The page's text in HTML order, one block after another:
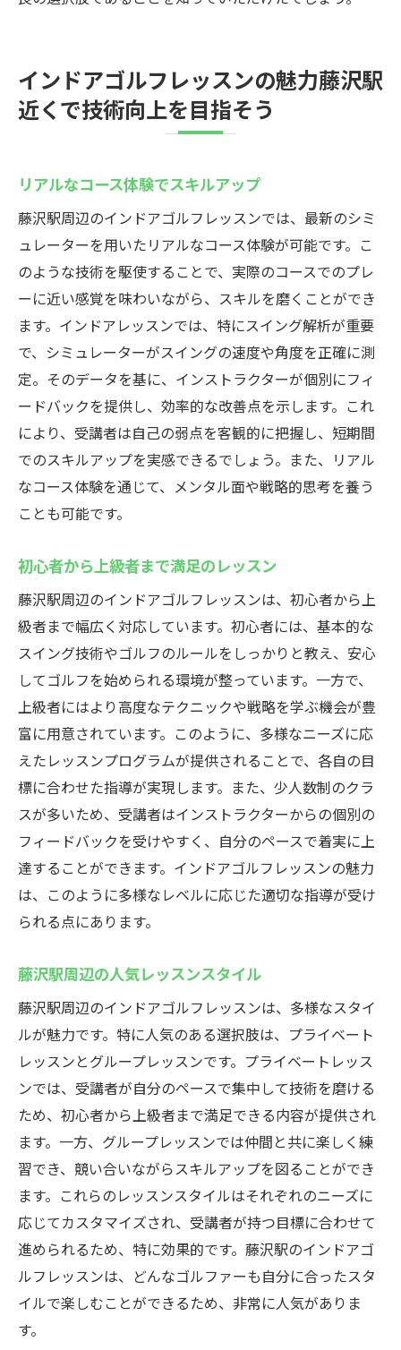
インドアゴルフレッスンの魅力藤沢駅
近くで技術向上を目指そう
リアルなコース体験でスキルアップ
藤沢駅周辺のインドアゴルフレッスンでは、最新のシミ
ュレーターを用いたリアルなコース体験が可能です。こ
のような技術を駆使することで、実際のコースでのプレ
ーに近い感覚を味わいながら、スキルを磨くことができ
ます。インドアレッスンでは、特にスイング解析が重要
で、シミュレーターがスイングの速度や角度を正確に測
定。そのデータを基に、インストラクターが個別にフィ
ードバックを提供し、効率的な改善点を示します。これ
により、受講者は自己の弱点を客観的に把握し、短期間
でのスキルアップを実感できるでしょう。また、リアル
なコース体験を通じて、メンタル面や戦略的思考を養う
ことも可能です。
初心者から上級者まで満足のレッスン
藤沢駅周辺のインドアゴルフレッスンは、初心者から上
級者まで幅広く対応しています。初心者には、基本的な
スイング技術やゴルフのルールをしっかりと教え、安心
してゴルフを始められる環境が整っています。一方で、
上級者にはより高度なテクニックや戦略を学ぶ機会が豊
富に用意されています。このように、多様なニーズに応
えたレッスンプログラムが提供されることで、各自の目
標に合わせた指導が実現します。また、少人数制のクラ
スが多いため、受講者はインストラクターからの個別の
フィードバックを受けやすく、自分のペースで着実に上
達することができます。インドアゴルフレッスンの魅力
は、このように多様なレベルに応じた適切な指導が受け
られる点にあります。
藤沢駅周辺の人気レッスンスタイル
藤沢駅周辺のインドアゴルフレッスンは、多様なスタイ
ルが魅力です。特に人気のある選択肢は、プライベート
レッスンとグループレッスンです。プライベートレッス
ンでは、受講者が自分のペースで集中して技術を磨ける
ため、初心者から上級者まで満足できる内容が提供され
ます。一方、グループレッスンでは仲間と共に楽しく練
習でき、競い合いながらスキルアップを図ることができ
ます。これらのレッスンスタイルはそれぞれのニーズに
応じてカスタマイズされ、受講者が持つ目標に合わせて
進められるため、特に効果的です。藤沢駅のインドアゴ
ルフレッスンは、どんなゴルファーも自分に合ったスタ
イルで楽しむことができるため、非常に人気がありま
す。